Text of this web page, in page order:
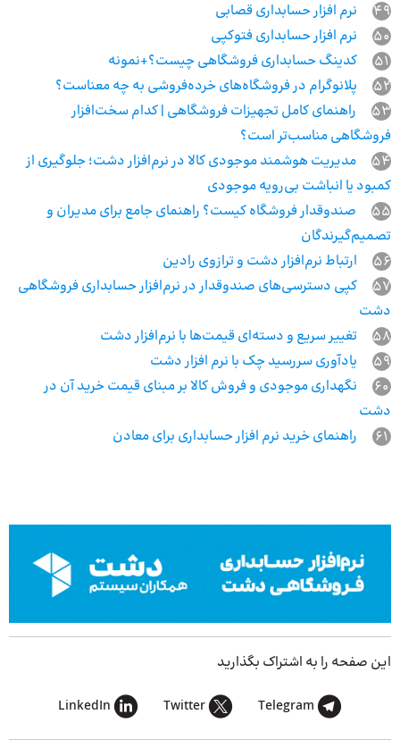
49
نرم افزار حسابداری قصابی
50
نرم افزار حسابداری فتوکپی
51
کدینگ حسابداری فروشگاهی چیست؟+نمونه
52
پلانوگرام در فروشگاه‌های خرده‌فروشی به چه معناست؟
53
راهنمای کامل تجهیزات فروشگاهی | کدام سخت‌افزار
فروشگاهی مناسب‌تر است؟
54
مدیریت هوشمند موجودی کالا در نرم‌افزار دشت؛ جلوگیری از
کمبود یا انباشت بی‌رویه موجودی
55
صندوقدار فروشگاه کیست؟ راهنمای جامع برای مدیران و
تصمیم‌گیرندگان
56
ارتباط نرم‌افزار دشت و ترازوی رادین
57
کپی دسترسی‌های صندوقدار در نرم‌افزار حسابداری فروشگاهی
دشت
58
تغییر سریع و دسته‌ای قیمت‌ها با نرم‌افزار دشت
59
یادآوری سررسید چک با نرم افزار دشت
60
نگهداری موجودی و فروش کالا بر مبنای قیمت خرید آن در
دشت
61
راهنمای خرید نرم افزار حسابداری برای معادن
این صفحه را به اشتراک بگذارید
Telegram
Twitter
LinkedIn